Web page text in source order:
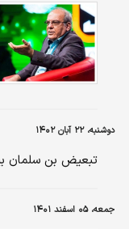
دوشنبه، ۲۲ آبان ۱۴۰۲
تبعیض بن سلمان
جمعه، ۰۵ اسفند ۱۴۰۱